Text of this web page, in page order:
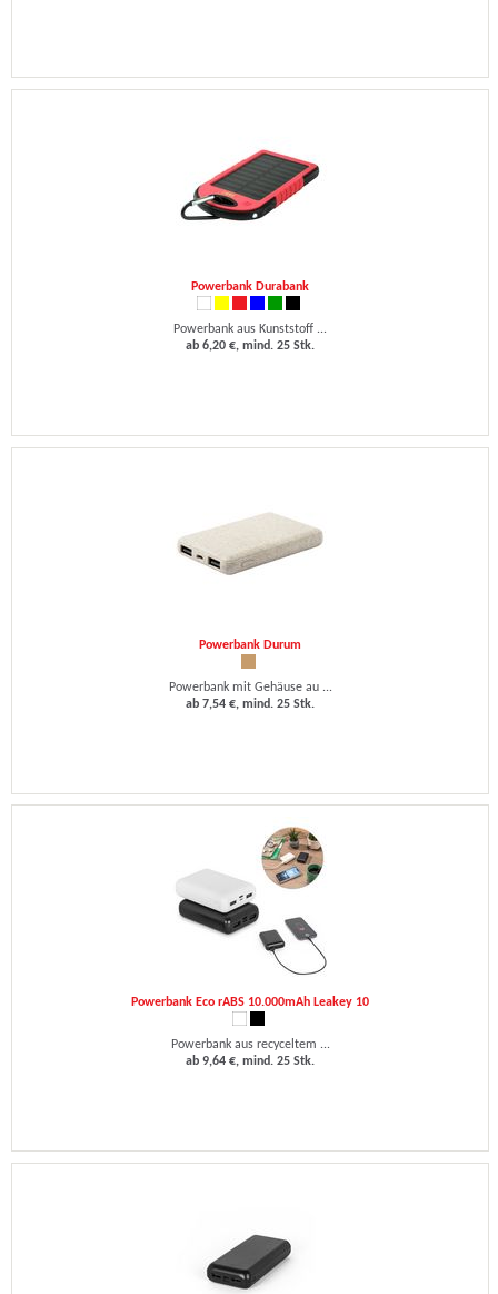
Powerbank Durabank
Powerbank aus Kunststoff ...
ab 6,20 €, mind. 25 Stk.
Powerbank Durum
Powerbank mit Gehäuse au ...
ab 7,54 €, mind. 25 Stk.
Powerbank Eco rABS 10.000mAh Leakey 10
Powerbank aus recyceltem ...
ab 9,64 €, mind. 25 Stk.